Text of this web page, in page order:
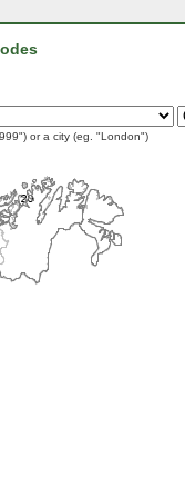
or a city (eg. "London")